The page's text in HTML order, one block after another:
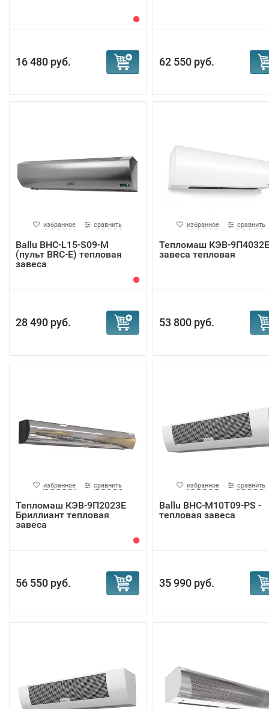
16 480 руб. 62 550 руб.
избранное сравнить
Ballu BHC-L15-S09-M
(пульт BRC-E) тепловая
завеса
28 490 руб.
избранное сравнить
Тепломаш КЭВ-9П4032Е
завеса тепловая
53 800 руб.
избранное сравнить
Тепломаш КЭВ-9П2023Е
Бриллиант тепловая
завеса
56 550 руб.
избранное сравнить
Ballu BHC-M10T09-PS -
тепловая завеса
35 990 руб.